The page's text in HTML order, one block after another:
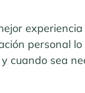
experiencia
personal lo
cuando sea